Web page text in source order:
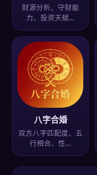
财源分析、守财能
力、投资天赋…
八字合婚
双方八字匹配度、五
行相合、性…